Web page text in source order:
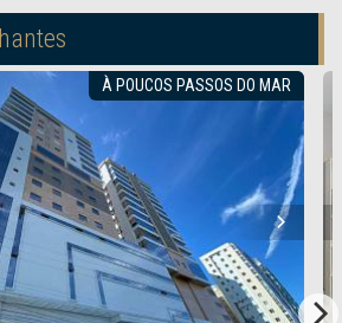
À POUCOS PASSOS DO MAR